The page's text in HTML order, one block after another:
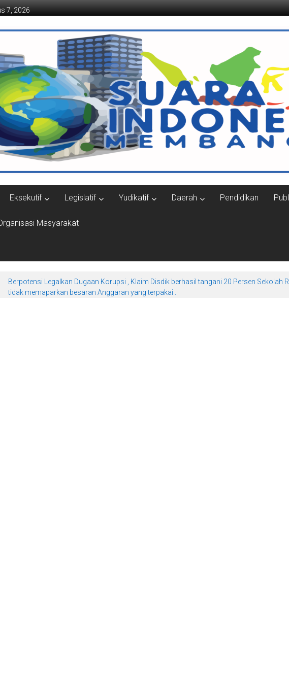
7, 2026
Eksekutif Legislatif Yudikatif Daerah Pendidikan
Masyarakat
Berpotensi Legalkan Dugaan Korupsi , Klaim Disdik berhasil tangani 20 Persen
tidak memaparkan besaran Anggaran yang terpakai .